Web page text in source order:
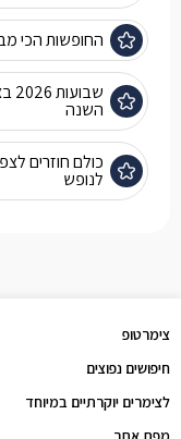
החופשות הכי מבוקשות לקיץ
השנה
לנופש
צימרטופ
חיפושים נפוצים
לצימרים יוקרתיים במיוחד